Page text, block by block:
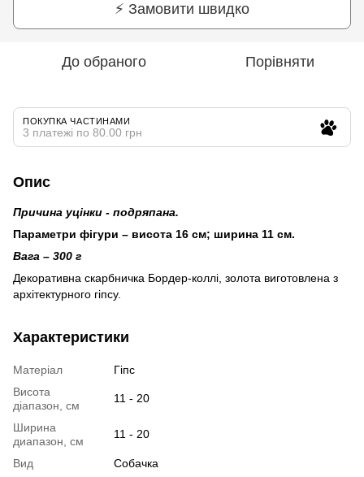
⚡ Замовити швидко
До обраного Порівняти
ПОКУПКА ЧАСТИНАМИ
3 платежі по 80.00 грн
Опис
Причина уцінки - подряпана.
Параметри фігури – висота 16 см; ширина 11 см.
Вага – 300 г
Декоративна скарбничка Бордер-коллі, золота виготовлена ​​з
архітектурного гіпсу.
Характеристики
Матеріал
Гіпс
Висота
діапазон, см
11 - 20
Ширина
диапазон, см
11 - 20
Вид
Собачка